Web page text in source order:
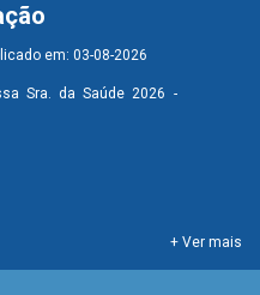
em: 03-08-2026
Sra. da Saúde 2026 -Fogo-de-
+ Ver mais